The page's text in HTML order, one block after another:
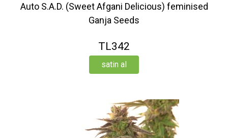
Auto S.A.D. (Sweet Afgani Delicious) feminised
Ganja Seeds
TL342
satin al